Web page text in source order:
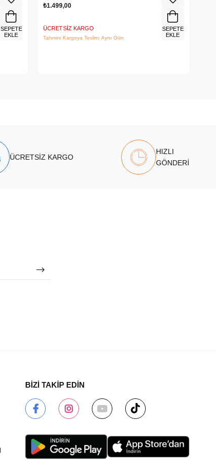
SEPETE
EKLE
₺1.499,00
ÜCRETSIZ KARGO
Tahmini Kargoya Teslim: Aynı Gün
SEPETE
EKLE
ÜCRETSİZ KARGO
HIZLI
GÖNDERİ
BİZİ TAKİP EDİN